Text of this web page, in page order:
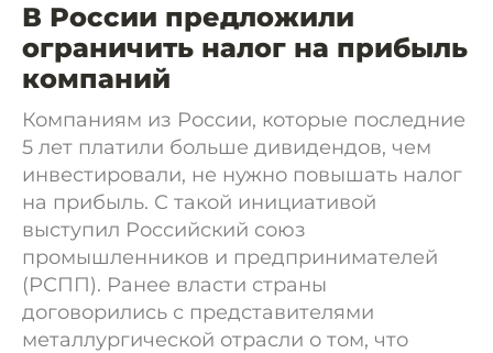
В России предложили
ограничить налог на прибыль
компаний
Компаниям из России, которые последние
5 лет платили больше дивидендов, чем
инвестировали, не нужно повышать налог
на прибыль. С такой инициативой
выступил Российский союз
промышленников и предпринимателей
(РСПП). Ранее власти страны
договорились с представителями
металлургической отрасли о том, что